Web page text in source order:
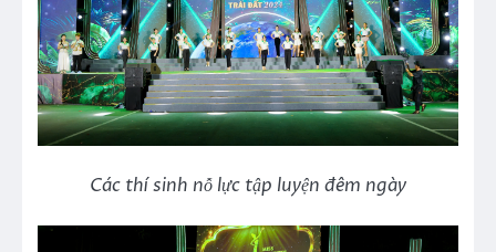
Các thí sinh nỗ lực tập luyện đêm ngày